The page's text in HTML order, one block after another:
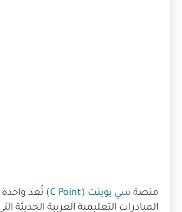
منصة سي بوينت (C Point)
تُعد واحدة
المبادرات التعليمية العربية الحديثة